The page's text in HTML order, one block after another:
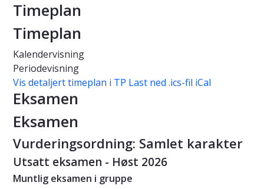
Timeplan
Timeplan
Kalendervisning
Periodevisning
Vis detaljert timeplan i TP Last ned .ics-fil iCal
Eksamen
Eksamen
Vurderingsordning: Samlet karakter
Utsatt eksamen - Høst 2026
Muntlig eksamen i gruppe